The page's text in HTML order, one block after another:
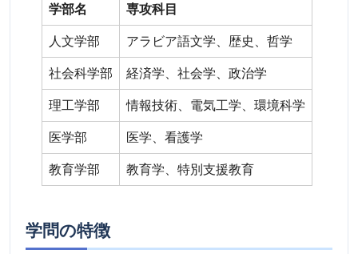
学部名 専攻科目
人文学部 アラビア語文学、歴史、哲学
社会科学部 経済学、社会学、政治学
理工学部 情報技術、電気工学、環境科学
医学部 医学、看護学
教育学部 教育学、特別支援教育
学問の特徴